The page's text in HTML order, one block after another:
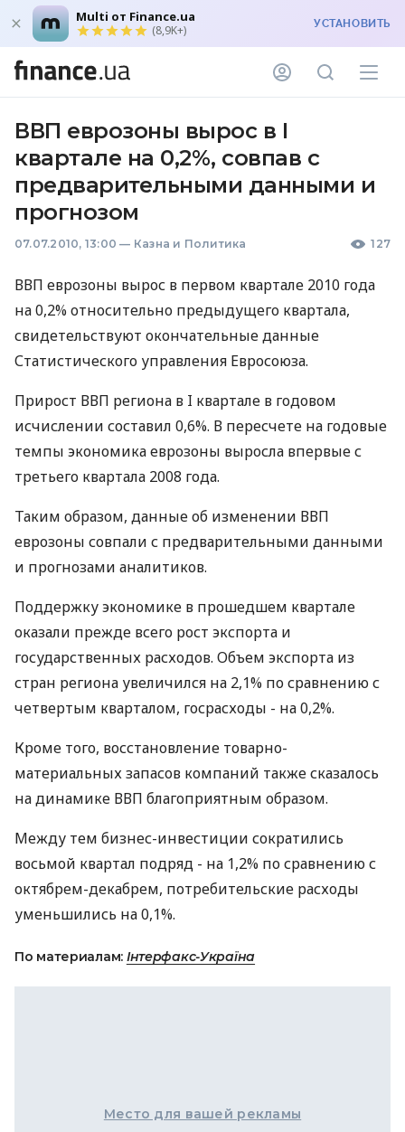
Multi от Finance.ua
(8,9K+) УСТАНОВИТЬ
ВВП еврозоны вырос в I
квартале на 0,2%, совпав с
предварительными данными и
прогнозом
07.07.2010, 13:00 — Казна и Политика 127
ВВП еврозоны вырос в первом квартале 2010 года
на 0,2% относительно предыдущего квартала,
свидетельствуют окончательные данные
Статистического управления Евросоюза.
Прирост ВВП региона в I квартале в годовом
исчислении составил 0,6%. В пересчете на годовые
темпы экономика еврозоны выросла впервые с
третьего квартала 2008 года.
Таким образом, данные об изменении ВВП
еврозоны совпали с предварительными данными
и прогнозами аналитиков.
Поддержку экономике в прошедшем квартале
оказали прежде всего рост экспорта и
государственных расходов. Объем экспорта из
стран региона увеличился на 2,1% по сравнению с
четвертым кварталом, госрасходы - на 0,2%.
Кроме того, восстановление товарно-
материальных запасов компаний также сказалось
на динамике ВВП благоприятным образом.
Между тем бизнес-инвестиции сократились
восьмой квартал подряд - на 1,2% по сравнению с
октябрем-декабрем, потребительские расходы
уменьшились на 0,1%.
По материалам: Інтерфакс-Україна
Место для вашей рекламы